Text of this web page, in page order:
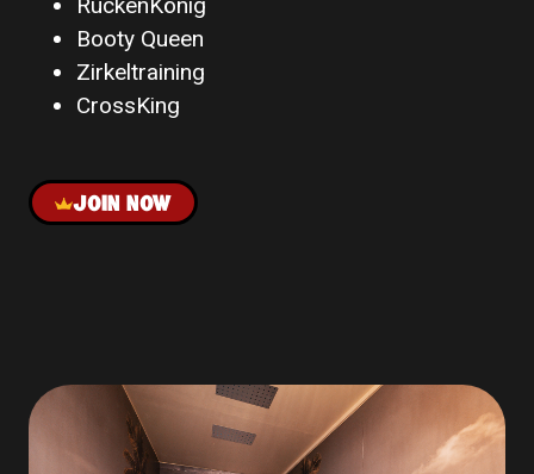
RückenKönig
Booty Queen
Zirkeltraining
CrossKing
JOIN NOW